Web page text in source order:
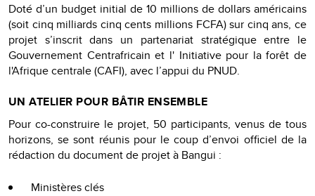
Doté d’un budget initial de 10 millions de dollars américains
(soit cinq milliards cinq cents millions FCFA) sur cinq ans, ce
projet s’inscrit dans un partenariat stratégique entre le
Gouvernement Centrafricain et l' Initiative pour la forêt de
l'Afrique centrale (CAFI), avec l’appui du PNUD.
UN ATELIER POUR BÂTIR ENSEMBLE
Pour co-construire le projet, 50 participants, venus de tous
horizons, se sont réunis pour le coup d’envoi officiel de la
rédaction du document de projet à Bangui :
Ministères clés